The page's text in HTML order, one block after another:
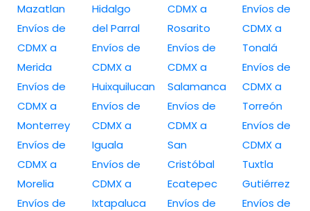
Mazatlan
Envíos de
CDMX a
Merida
Envíos de
CDMX a
Monterrey
Envíos de
CDMX a
Morelia
Envíos de
Hidalgo
del Parral
Envíos de
CDMX a
Huixquilucan
Envíos de
CDMX a
Iguala
Envíos de
CDMX a
Ixtapaluca
CDMX a
Rosarito
Envíos de
CDMX a
Salamanca
Envíos de
CDMX a
San
Cristóbal
Ecatepec
Envíos de
Envíos de
CDMX a
Tonalá
Envíos de
CDMX a
Torreón
Envíos de
CDMX a
Tuxtla
Gutiérrez
Envíos de